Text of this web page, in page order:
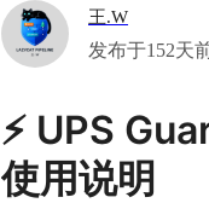
王.W
发布于152天
⚡ UPS
使用说明